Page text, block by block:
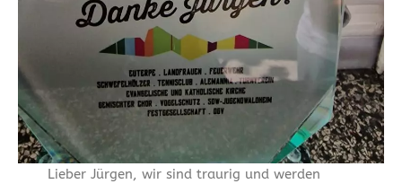
Lieber Jürgen, wir sind traurig und werden